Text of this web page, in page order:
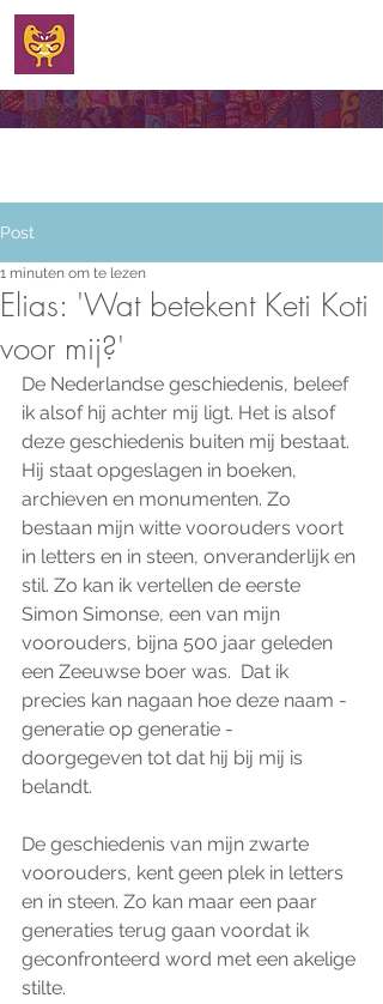
Post
Elias: 'Wat betekent Keti Koti
voor mij?'
1 minuten om te lezen
De Nederlandse geschiedenis, beleef
ik alsof hij achter mij ligt. Het is alsof
deze geschiedenis buiten mij bestaat.
Hij staat opgeslagen in boeken,
archieven en monumenten. Zo
bestaan mijn witte voorouders voort
in letters en in steen, onveranderlijk en
stil. Zo kan ik vertellen de eerste
Simon Simonse, een van mijn
voorouders, bijna 500 jaar geleden
een Zeeuwse boer was.  Dat ik
precies kan nagaan hoe deze naam -
generatie op generatie -
doorgegeven tot dat hij bij mij is
belandt.
De geschiedenis van mijn zwarte
voorouders, kent geen plek in letters
en in steen. Zo kan maar een paar
generaties terug gaan voordat ik
geconfronteerd word met een akelige
stilte.